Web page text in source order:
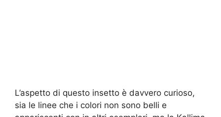
L’aspetto di questo insetto è davvero curioso,
sia le linee che i colori non sono belli e